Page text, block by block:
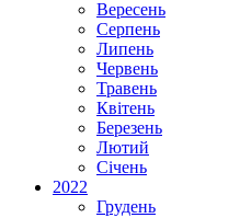
Вересень
Серпень
Липень
Червень
Травень
Квітень
Березень
Лютий
Січень
2022
Грудень